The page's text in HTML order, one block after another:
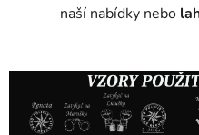
naší nabídky nebo